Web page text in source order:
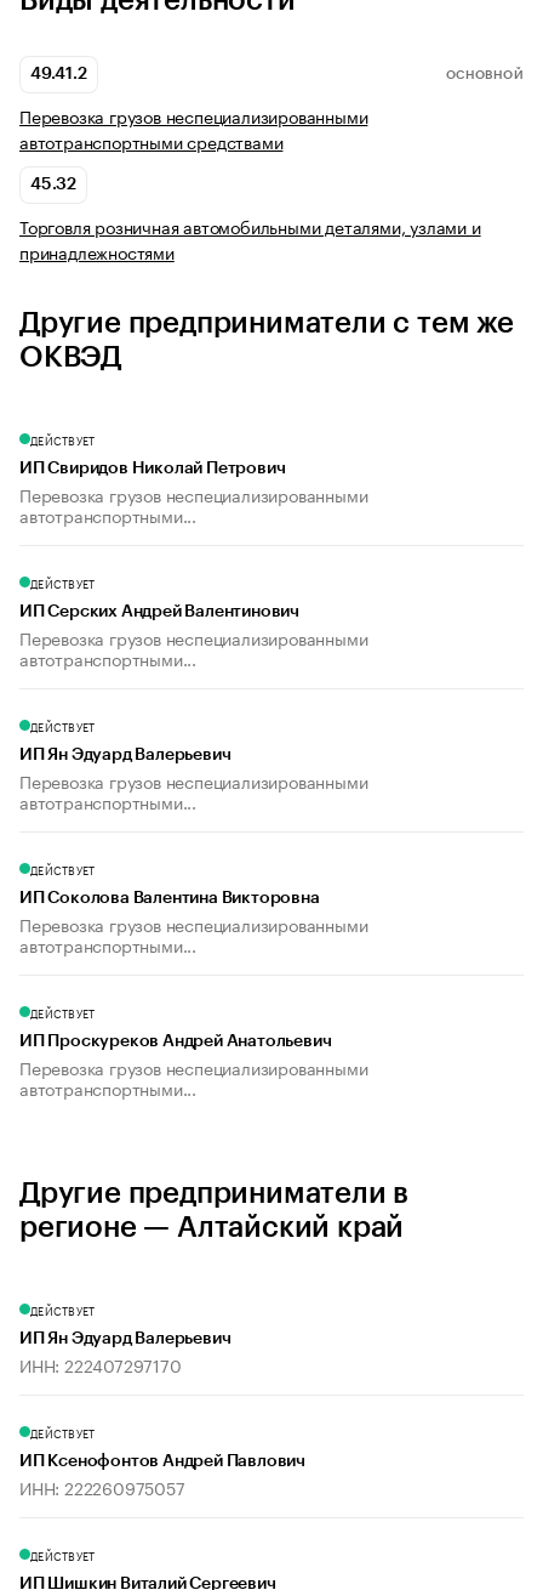
49.41.2 ОСНОВНОЙ
Перевозка грузов неспециализированными
автотранспортными средствами
45.32
Торговля розничная автомобильными деталями, узлами и
принадлежностями
Другие предприниматели с тем же
ОКВЭД
ДЕЙСТВУЕТ
ИП Свиридов Николай Петрович
Перевозка грузов неспециализированными
автотранспортными...
ДЕЙСТВУЕТ
ИП Серских Андрей Валентинович
Перевозка грузов неспециализированными
автотранспортными...
ДЕЙСТВУЕТ
ИП Ян Эдуард Валерьевич
Перевозка грузов неспециализированными
автотранспортными...
ДЕЙСТВУЕТ
ИП Соколова Валентина Викторовна
Перевозка грузов неспециализированными
автотранспортными...
ДЕЙСТВУЕТ
ИП Проскуреков Андрей Анатольевич
Перевозка грузов неспециализированными
автотранспортными...
Другие предприниматели в
регионе — Алтайский край
ДЕЙСТВУЕТ
ИП Ян Эдуард Валерьевич
ИНН: 222407297170
ДЕЙСТВУЕТ
ИП Ксенофонтов Андрей Павлович
ИНН: 222260975057
ДЕЙСТВУЕТ
ИП Шишкин Виталий Сергеевич